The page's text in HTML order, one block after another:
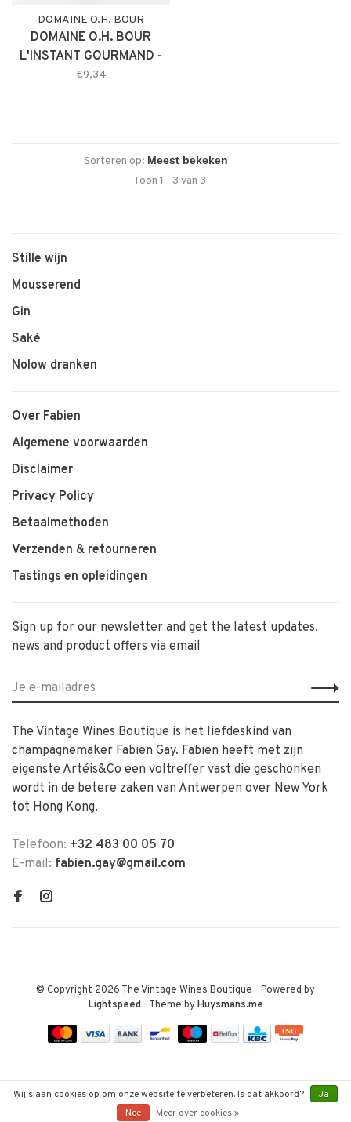
DOMAINE O.H. BOUR
DOMAINE O.H. BOUR
L'INSTANT GOURMAND -
ROSÉ
€9,34
Sorteren op:
Toon 1 - 3 van 3
Stille wijn
Mousserend
Gin
Saké
Nolow dranken
Over Fabien
Algemene voorwaarden
Disclaimer
Privacy Policy
Betaalmethoden
Verzenden & retourneren
Tastings en opleidingen
Sign up for our newsletter and get the latest updates,
news and product offers via email
The Vintage Wines Boutique is het liefdeskind van
champagnemaker Fabien Gay. Fabien heeft met zijn
eigenste Artéis&Co een voltreffer vast die geschonken
wordt in de betere zaken van Antwerpen over New York
tot Hong Kong.
Telefoon: +32 483 00 05 70
E-mail: fabien.gay@gmail.com
© Copyright 2026 The Vintage Wines Boutique - Powered by
Lightspeed- Theme byHuysmans.me
Wij slaan cookies op om onze website te verbeteren. Is dat akkoord?
Ja
Nee
Meer over cookies »